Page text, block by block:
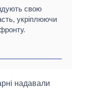
свою
укріплюючи
надавали